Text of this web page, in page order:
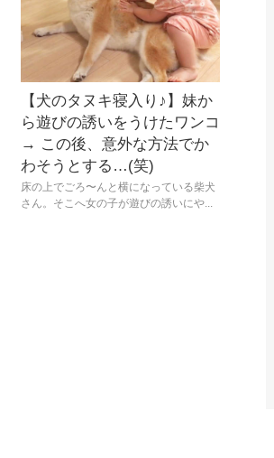
【犬のタヌキ寝入り♪】妹か
ら遊びの誘いをうけたワンコ
→ この後、意外な方法でか
わそうとする…(笑)
床の上でごろ〜んと横になっている柴犬
さん。そこへ女の子が遊びの誘いにや...